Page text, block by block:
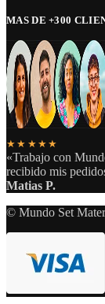
MAS DE +300
★★★★★
«Trabajo con
recibido mis
Matias P.
© Mundo Set